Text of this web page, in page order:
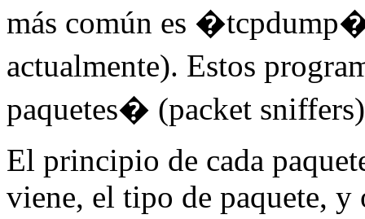
más común es
actualmente). Estos
paquetes� (packet
El principio de cada
viene, el tipo de paquete,